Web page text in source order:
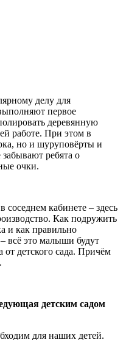
делу для
первое
деревянную
работе. При этом в
но и шуруповёрты и
ребята о
очки.
соседнем кабинете – здесь
Как подружить
и как правильно
всё это малыши будут
от детского сада. Причём
детским садом
для наших детей.